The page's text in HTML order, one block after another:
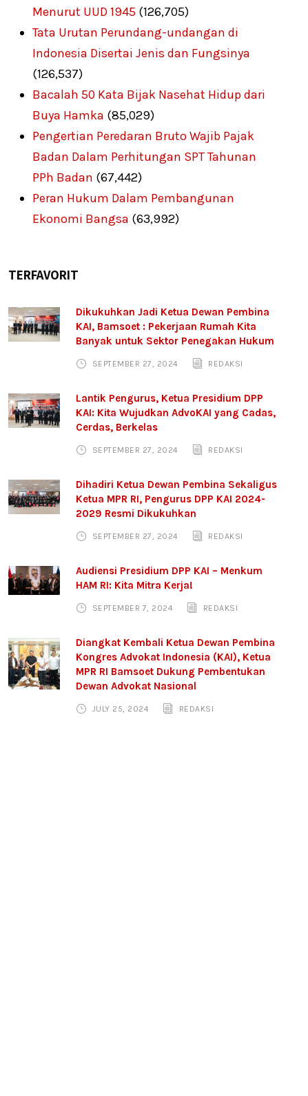
Menurut UUD 1945 (126,705)
Tata Urutan Perundang-undangan di
Indonesia Disertai Jenis dan Fungsinya
(126,537)
Bacalah 50 Kata Bijak Nasehat Hidup dari
Buya Hamka (85,029)
Pengertian Peredaran Bruto Wajib Pajak
Badan Dalam Perhitungan SPT Tahunan
PPh Badan (67,442)
Peran Hukum Dalam Pembangunan
Ekonomi Bangsa (63,992)
TERFAVORIT
Dikukuhkan Jadi Ketua Dewan Pembina
KAI, Bamsoet : Pekerjaan Rumah Kita
Banyak untuk Sektor Penegakan Hukum
SEPTEMBER 27, 2024 REDAKSI
Lantik Pengurus, Ketua Presidium DPP
KAI: Kita Wujudkan AdvoKAI yang Cadas,
Cerdas, Berkelas
SEPTEMBER 27, 2024 REDAKSI
Dihadiri Ketua Dewan Pembina Sekaligus
Ketua MPR RI, Pengurus DPP KAI 2024-
2029 Resmi Dikukuhkan
SEPTEMBER 27, 2024 REDAKSI
Audiensi Presidium DPP KAI – Menkum
HAM RI: Kita Mitra Kerja!
SEPTEMBER 7, 2024 REDAKSI
Diangkat Kembali Ketua Dewan Pembina
Kongres Advokat Indonesia (KAI), Ketua
MPR RI Bamsoet Dukung Pembentukan
Dewan Advokat Nasional
JULY 25, 2024 REDAKSI